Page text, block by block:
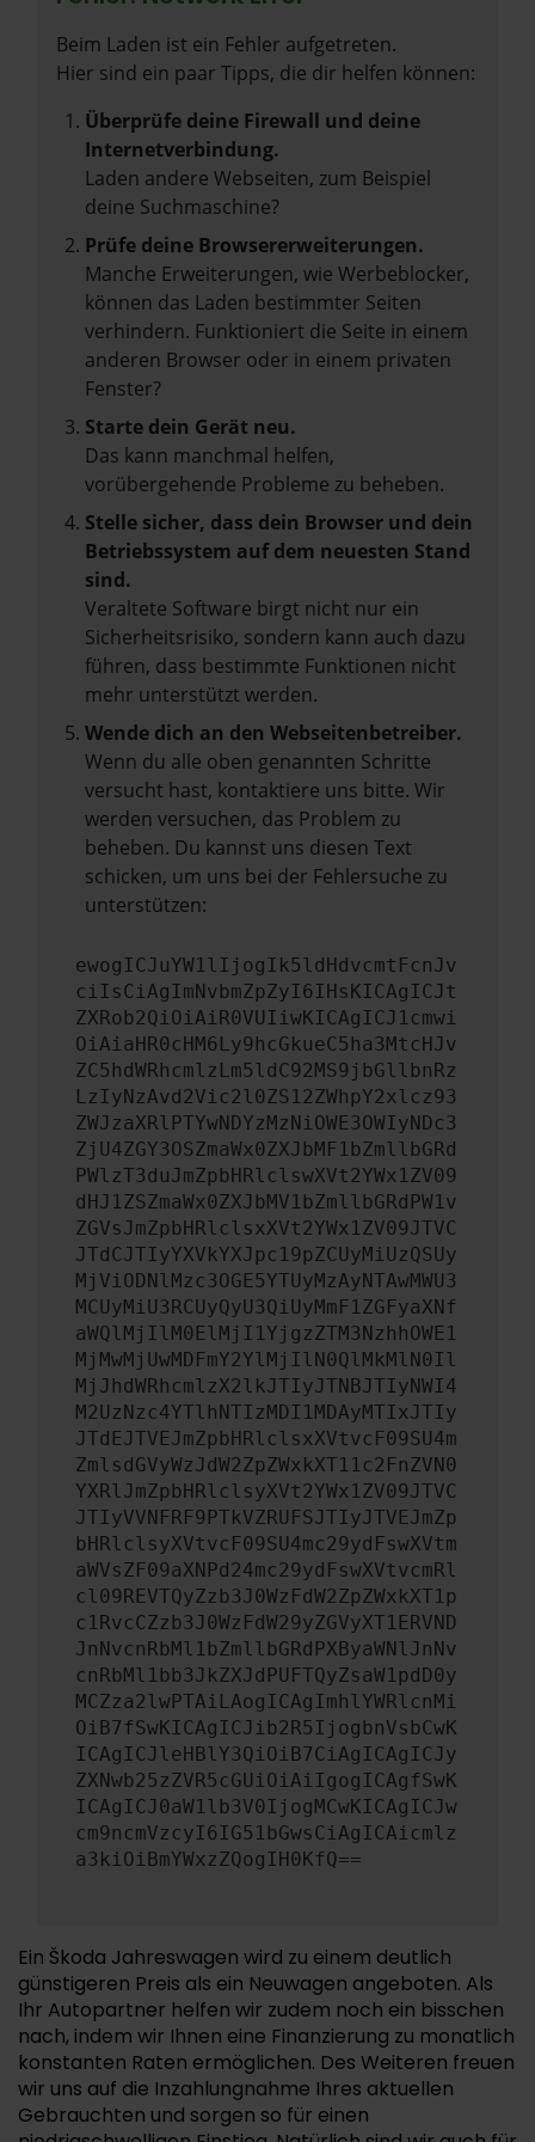
Beim Laden ist ein Fehler aufgetreten.
Hier sind ein paar Tipps, die dir helfen können:
Überprüfe deine Firewall und deine
Internetverbindung.
Laden andere Webseiten, zum Beispiel
deine Suchmaschine?
Prüfe deine Browsererweiterungen.
Manche Erweiterungen, wie Werbeblocker,
können das Laden bestimmter Seiten
verhindern. Funktioniert die Seite in einem
anderen Browser oder in einem privaten
Fenster?
Starte dein Gerät neu.
Das kann manchmal helfen,
vorübergehende Probleme zu beheben.
Stelle sicher, dass dein Browser und dein
Betriebssystem auf dem neuesten Stand
sind.
Veraltete Software birgt nicht nur ein
Sicherheitsrisiko, sondern kann auch dazu
führen, dass bestimmte Funktionen nicht
mehr unterstützt werden.
Wende dich an den Webseitenbetreiber.
Wenn du alle oben genannten Schritte
versucht hast, kontaktiere uns bitte. Wir
werden versuchen, das Problem zu
beheben. Du kannst uns diesen Text
schicken, um uns bei der Fehlersuche zu
unterstützen:
ewogICJuYW1lIjogIk5ldHdvcmtFcnJv
ciIsCiAgImNvbmZpZyI6IHsKICAgICJt
ZXRob2QiOiAiR0VUIiwKICAgICJ1cmwi
OiAiaHR0cHM6Ly9hcGkueC5ha3MtcHJv
ZC5hdWRhcmlzLm5ldC92MS9jbGllbnRz
LzIyNzAvd2Vic2l0ZS12ZWhpY2xlcz93
ZWJzaXRlPTYwNDYzMzNiOWE3OWIyNDc3
ZjU4ZGY3OSZmaWx0ZXJbMF1bZmllbGRd
PWlzT3duJmZpbHRlclswXVt2YWx1ZV09
dHJ1ZSZmaWx0ZXJbMV1bZmllbGRdPW1v
ZGVsJmZpbHRlclsxXVt2YWx1ZV09JTVC
JTdCJTIyYXVkYXJpc19pZCUyMiUzQSUy
MjViODNlMzc3OGE5YTUyMzAyNTAwMWU3
MCUyMiU3RCUyQyU3QiUyMmF1ZGFyaXNf
aWQlMjIlM0ElMjI1YjgzZTM3NzhhOWE1
MjMwMjUwMDFmY2YlMjIlN0QlMkMlN0Il
MjJhdWRhcmlzX2lkJTIyJTNBJTIyNWI4
M2UzNzc4YTlhNTIzMDI1MDAyMTIxJTIy
JTdEJTVEJmZpbHRlclsxXVtvcF09SU4m
ZmlsdGVyWzJdW2ZpZWxkXT11c2FnZVN0
YXRlJmZpbHRlclsyXVt2YWx1ZV09JTVC
JTIyVVNFRF9PTkVZRUFSJTIyJTVEJmZp
bHRlclsyXVtvcF09SU4mc29ydFswXVtm
aWVsZF09aXNPd24mc29ydFswXVtvcmRl
cl09REVTQyZzb3J0WzFdW2ZpZWxkXT1p
c1RvcCZzb3J0WzFdW29yZGVyXT1ERVND
JnNvcnRbMl1bZmllbGRdPXByaWNlJnNv
cnRbMl1bb3JkZXJdPUFTQyZsaW1pdD0y
MCZza2lwPTAiLAogICAgImhlYWRlcnMi
OiB7fSwKICAgICJib2R5IjogbnVsbCwK
ICAgICJleHBlY3QiOiB7CiAgICAgICJy
ZXNwb25zZVR5cGUiOiAiIgogICAgfSwK
ICAgICJ0aW1lb3V0IjogMCwKICAgICJw
cm9ncmVzcyI6IG51bGwsCiAgICAicmlz
a3kiOiBmYWxzZQogIH0KfQ==
Ein Škoda Jahreswagen wird zu einem deutlich
günstigeren Preis als ein Neuwagen angeboten. Als
Ihr Autopartner helfen wir zudem noch ein bisschen
nach, indem wir Ihnen eine Finanzierung zu monatlich
konstanten Raten ermöglichen. Des Weiteren freuen
wir uns auf die Inzahlungnahme Ihres aktuellen
Gebrauchten und sorgen so für einen